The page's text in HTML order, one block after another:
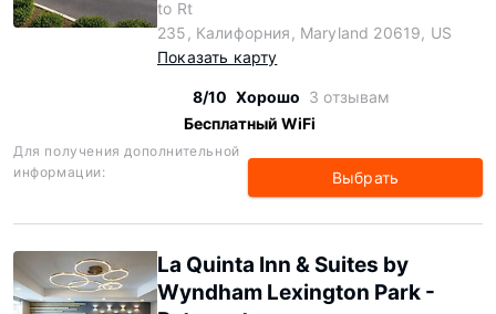
to Rt
235, Калифорния, Maryland 20619, US
Показать карту
8/10 Хорошо 3 отзывам
Бесплатный WiFi
Для получения дополнительной
информации:
Выбрать
La Quinta Inn & Suites by
Wyndham Lexington Park -